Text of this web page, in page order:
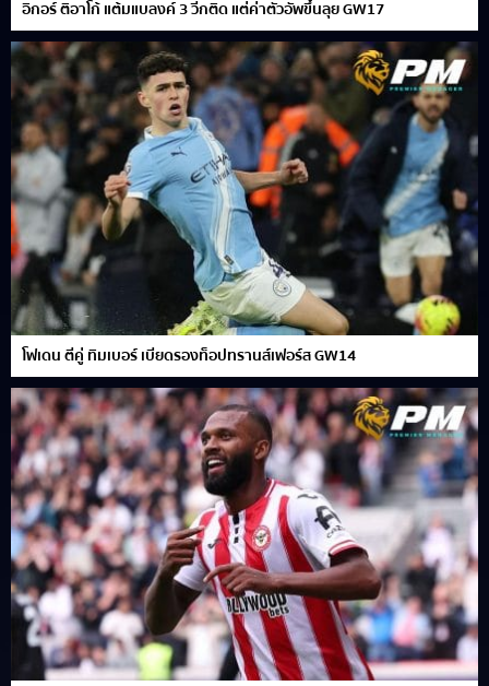
อิกอร์ ติอาโก้ แต้มแบลงค์ 3 วีกติด แต่ค่าตัวอัพขึ้นลุย GW17
โฟเดน ตีคู่ ทิมเบอร์ เบียดรองท็อปทรานส์เฟอร์ส GW14